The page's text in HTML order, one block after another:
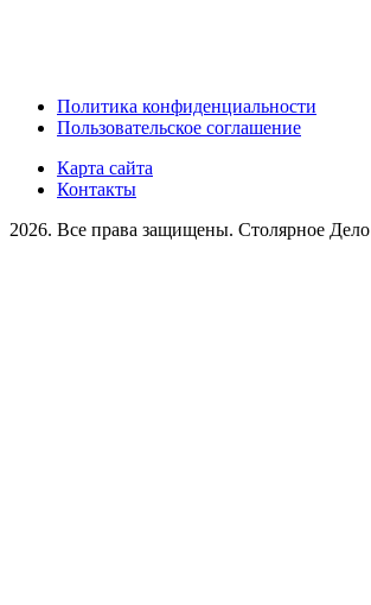
Политика конфиденциальности
Пользовательское соглашение
Карта сайта
Контакты
2026. Все права защищены. Столярное Дело